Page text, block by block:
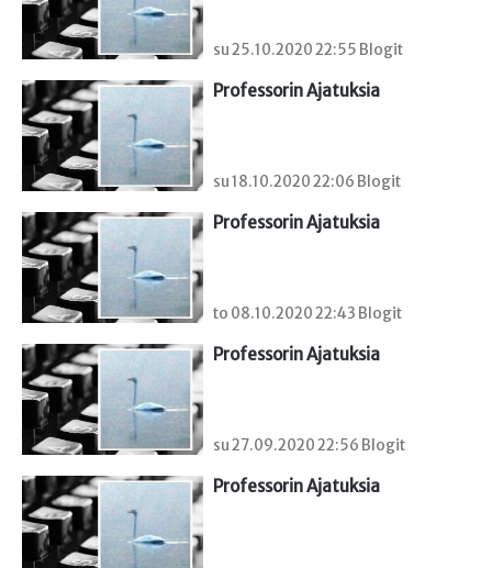
su 25.10.2020 22:55 Blogit
Professorin Ajatuksia
su 18.10.2020 22:06 Blogit
Professorin Ajatuksia
to 08.10.2020 22:43 Blogit
Professorin Ajatuksia
su 27.09.2020 22:56 Blogit
Professorin Ajatuksia